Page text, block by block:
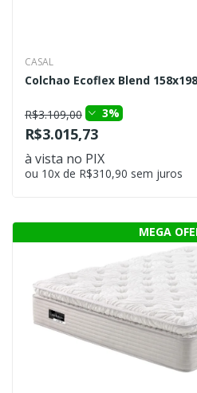
CASAL
Colchao Ecoflex Blend
R$3.109,00 3%
R$3.015,73
à vista no PIX
ou 10x de R$310,90 sem juros